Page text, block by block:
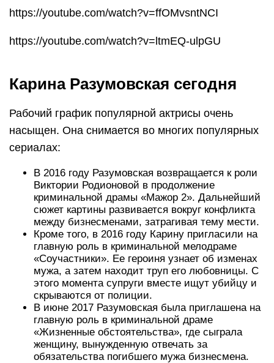
https://youtube.com/watch?v=ffOMvsntNCI
https://youtube.com/watch?v=ltmEQ-ulpGU
Карина Разумовская сегодня
Рабочий график популярной актрисы очень
насыщен. Она снимается во многих популярных
сериалах:
В 2016 году Разумовская возвращается к роли
Виктории Родионовой в продолжение
криминальной драмы «Мажор 2». Дальнейший
сюжет картины развивается вокруг конфликта
между бизнесменами, затрагивая тему мести.
Кроме того, в 2016 году Карину пригласили на
главную роль в криминальной мелодраме
«Соучастники». Ее героиня узнает об изменах
мужа, а затем находит труп его любовницы. С
этого момента супруги вместе ищут убийцу и
скрываются от полиции.
В июне 2017 Разумовская была приглашена на
главную роль в криминальной драме
«Жизненные обстоятельства», где сыграла
женщину, вынужденную отвечать за
обязательства погибшего мужа бизнесмена.